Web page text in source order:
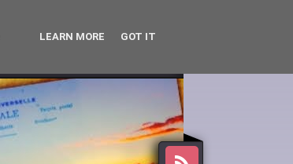
LEARN MORE GOT IT